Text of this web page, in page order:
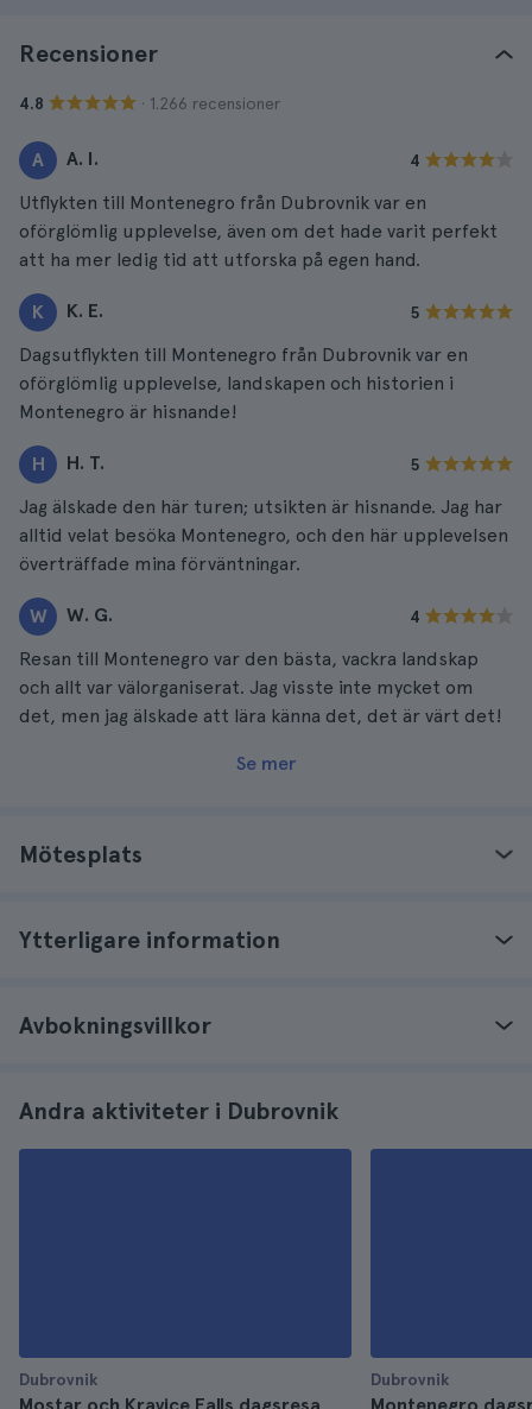
Recensioner
4.8 · 1.266 recensioner
A A. I. 4
Utflykten till Montenegro från Dubrovnik var en
oförglömlig upplevelse, även om det hade varit perfekt
att ha mer ledig tid att utforska på egen hand.
K K. E. 5
Dagsutflykten till Montenegro från Dubrovnik var en
oförglömlig upplevelse, landskapen och historien i
Montenegro är hisnande!
H H. T. 5
Jag älskade den här turen; utsikten är hisnande. Jag har
alltid velat besöka Montenegro, och den här upplevelsen
överträffade mina förväntningar.
W W. G. 4
Resan till Montenegro var den bästa, vackra landskap
och allt var välorganiserat. Jag visste inte mycket om
det, men jag älskade att lära känna det, det är värt det!
Se mer
Mötesplats
Ytterligare information
Avbokningsvillkor
Andra aktiviteter i Dubrovnik
Dubrovnik Dubrovnik